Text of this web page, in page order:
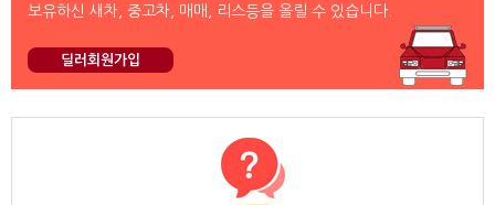
보유하신 새차, 중고차, 매매, 리스등을 올릴 수 있습니다.
딜러회원가입